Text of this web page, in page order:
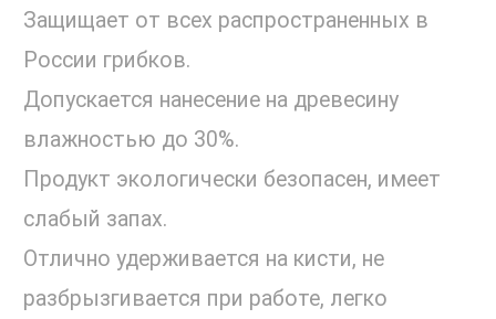
Защищает от всех распространенных в
России грибков.
Допускается нанесение на древесину
влажностью до 30%.
Продукт экологически безопасен, имеет
слабый запах.
Отлично удерживается на кисти, не
разбрызгивается при работе, легко